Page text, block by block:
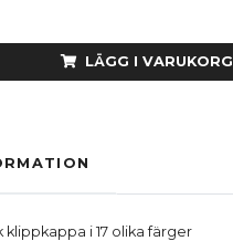
LÄGG I VARUKORG
klippkappa i 17 olika färger